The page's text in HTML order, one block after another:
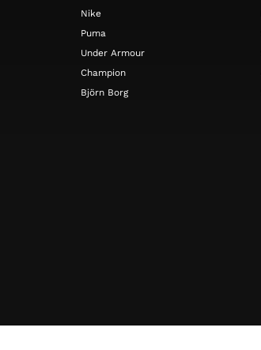
Nike
Puma
Under Armour
Champion
Björn Borg